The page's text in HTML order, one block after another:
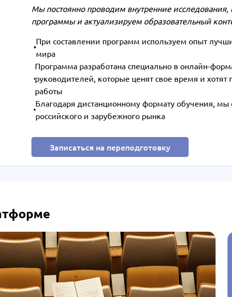
Мы постоянно проводим внутренние
программы и актуализируем образовательный
При составлении программ используем опыт
мира
Программа разработана специально в онлайн-
руководителей, которые ценят свое время и хотят
работы
Благодаря дистанционному формату обучения, мы
российского и зарубежного рынка
Записаться на переподготовку